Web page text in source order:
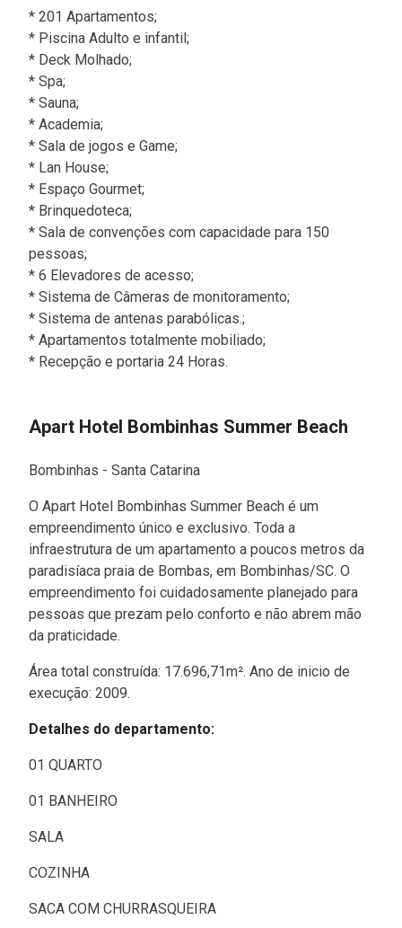
* 201 Apartamentos;
* Piscina Adulto e infantil;
* Deck Molhado;
* Spa;
* Sauna;
* Academia;
* Sala de jogos e Game;
* Lan House;
* Espaço Gourmet;
* Brinquedoteca;
* Sala de convenções com capacidade para 150
pessoas;
* 6 Elevadores de acesso;
* Sistema de Câmeras de monitoramento;
* Sistema de antenas parabólicas.;
* Apartamentos totalmente mobiliado;
* Recepção e portaria 24 Horas.
Apart Hotel Bombinhas Summer Beach
Bombinhas - Santa Catarina
O Apart Hotel Bombinhas Summer Beach é um
empreendimento único e exclusivo. Toda a
infraestrutura de um apartamento a poucos metros da
paradisíaca praia de Bombas, em Bombinhas/SC. O
empreendimento foi cuidadosamente planejado para
pessoas que prezam pelo conforto e não abrem mão
da praticidade.
Área total construída: 17.696,71m². Ano de inicio de
execução: 2009.
Detalhes do departamento:
01 QUARTO
01 BANHEIRO
SALA
COZINHA
SACA COM CHURRASQUEIRA